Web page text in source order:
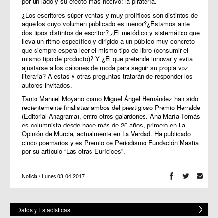
¿Los escritores súper ventas y muy prolíficos son distintos de
aquellos cuyo volumen publicado es menor?¿Estamos ante
dos tipos distintos de escritor? ¿El metódico y sistemático que
lleva un ritmo específico y dirigido a un público muy concreto
que siempre espera leer el mismo tipo de libro (consumir el
mismo tipo de producto)? Y ¿El que pretende innovar y evita
ajustarse a los cánones de moda para seguir su propia voz
literaria? A estas y otras preguntas tratarán de responder los
autores invitados.
Tanto Manuel Moyano como Miguel Ángel Hernández han sido
recientemente finalistas ambos del prestigioso Premio Herralde
(Editorial Anagrama), entro otros galardones. Ana María Tomás
es columnista desde hace más de 20 años, primero en La
Opinión de Murcia, actualmente en La Verdad. Ha publicado
cinco poemarios y es Premio de Periodismo Fundación Mastia
por su artículo “Las otras Eurídices”.
Noticia / Lunes 03-04-2017
Datos y Estadísticas